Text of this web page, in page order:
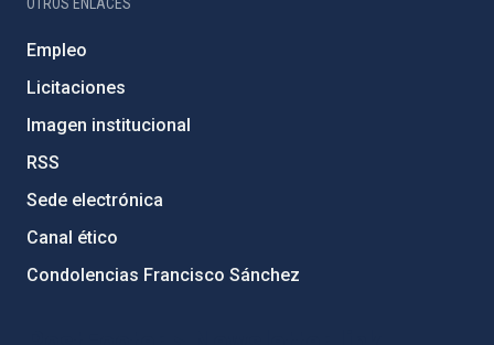
Empleo
Licitaciones
Imagen institucional
RSS
Sede electrónica
Canal ético
Condolencias Francisco Sánchez